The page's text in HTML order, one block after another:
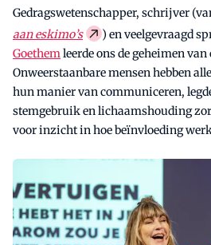
Gedragswetenschapper, schrijver
aan eskimo’s
) en veelgevraagd
Goethemleerde ons de geheimen
Onweerstaanbare mensen hebben
hun manier van communiceren,
stemgebruik en lichaamshouding
voor inzicht in hoe beïnvloeding